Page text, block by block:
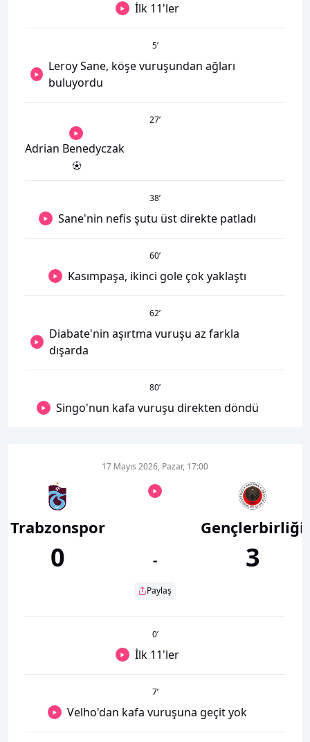
İlk 11'ler
5’
Leroy Sane, köşe vuruşundan ağları
buluyordu
27’
Adrian Benedyczak
38’
Sane'nin nefis şutu üst direkte patladı
60’
Kasımpaşa, ikinci gole çok yaklaştı
62’
Diabate'nin aşırtma vuruşu az farkla
dışarda
80’
Singo'nun kafa vuruşu direkten döndü
Trabzonspor
0
17 Mayıs 2026, Pazar, 17:00
-
Paylaş
Gençlerbirliği
3
0’
İlk 11'ler
7’
Velho'dan kafa vuruşuna geçit yok